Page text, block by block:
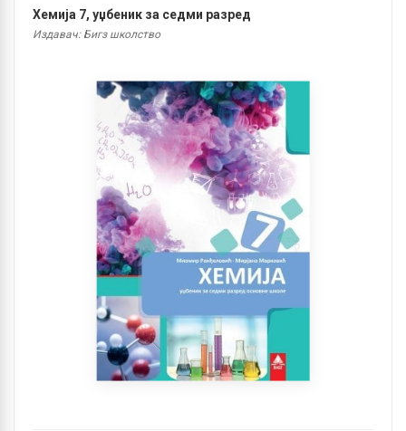
Хемија 7, уџбеник за седми разред
Издавач: Бигз школство